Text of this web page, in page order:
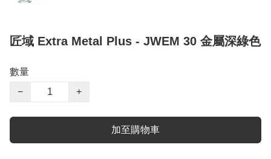
匠域 Extra Metal Plus - JWEM 30 金屬深綠色
數量
−
+
加至購物車